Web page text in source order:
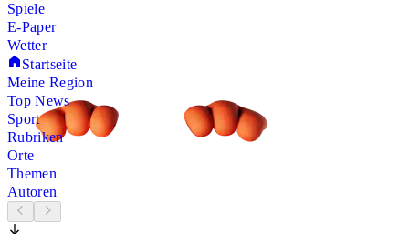
Spiele
E-Paper
Wetter
Startseite
Meine Region
Top News
Sport
Rubriken
Orte
Themen
Autoren